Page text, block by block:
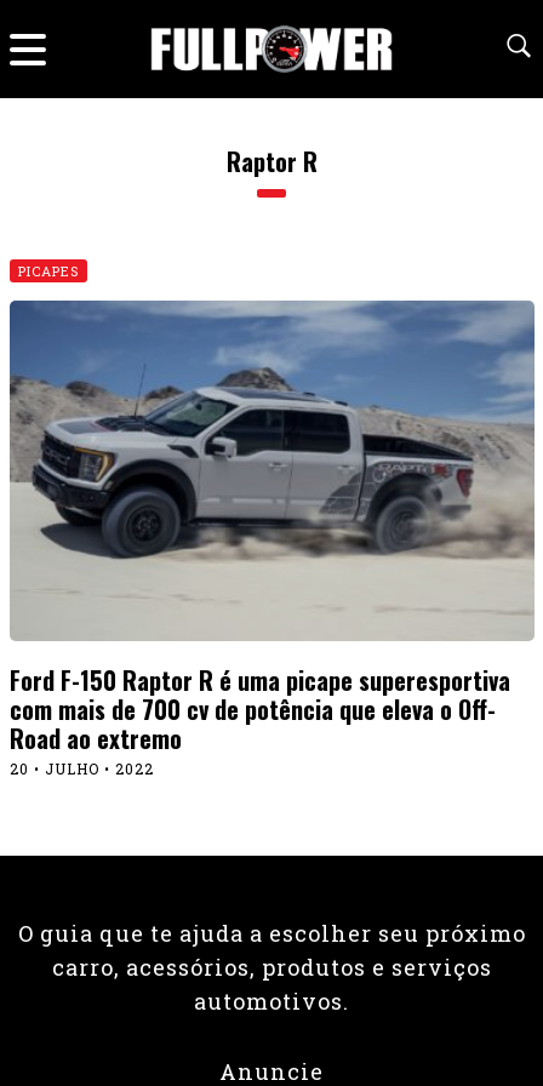
Raptor R
PICAPES
Ford F-150 Raptor R é uma picape superesportiva
com mais de 700 cv de potência que eleva o Off-
Road ao extremo
20 • JULHO • 2022
O guia que te ajuda a escolher seu próximo
carro, acessórios, produtos e serviços
automotivos.
Anuncie